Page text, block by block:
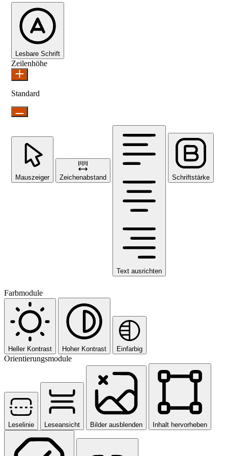
Lesbare Schrift
Zeilenhöhe
Standard
Mauszeiger Zeichenabstand
Text ausrichten
Schriftstärke
Farbmodule
Heller Kontrast Hoher Kontrast Einfarbig
Orientierungsmodule
Leselinie Leseansicht Bilder ausblenden Inhalt hervorheben